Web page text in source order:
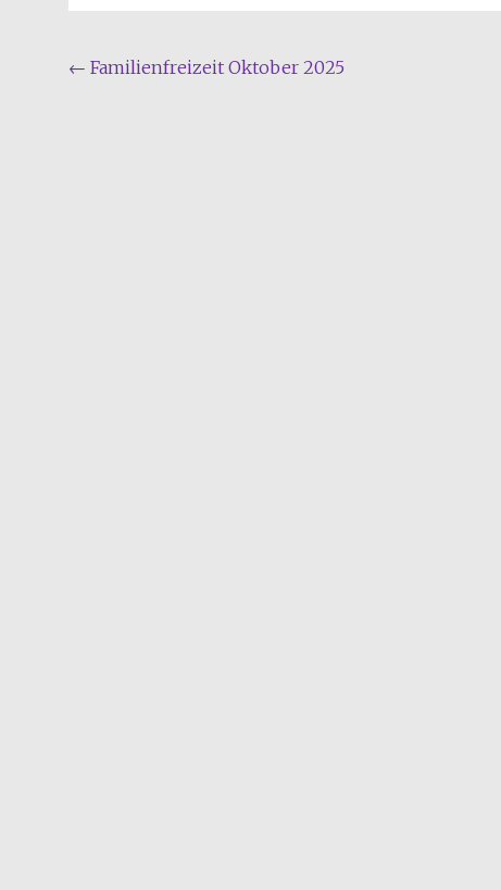
Beitragsnavigation
← Familienfreizeit Oktober 2025